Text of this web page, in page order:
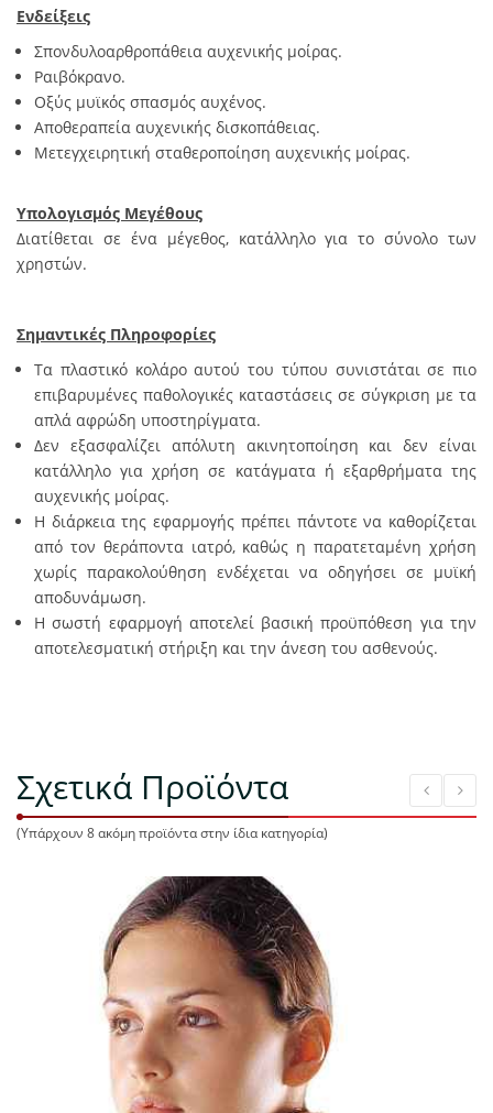
Ενδείξεις
Σπονδυλοαρθροπάθεια αυχενικής μοίρας.
Ραιβόκρανο.
Οξύς μυϊκός σπασμός αυχένος.
Αποθεραπεία αυχενικής δισκοπάθειας.
Μετεγχειρητική σταθεροποίηση αυχενικής μοίρας.
Υπολογισμός Μεγέθους
Διατίθεται σε ένα μέγεθος, κατάλληλο για το σύνολο των
χρηστών.
Σημαντικές Πληροφορίες
Τα πλαστικό κολάρο αυτού του τύπου συνιστάται σε πιο
επιβαρυμένες παθολογικές καταστάσεις σε σύγκριση με τα
απλά αφρώδη υποστηρίγματα.
Δεν εξασφαλίζει απόλυτη ακινητοποίηση και δεν είναι
κατάλληλο για χρήση σε κατάγματα ή εξαρθρήματα της
αυχενικής μοίρας.
Η διάρκεια της εφαρμογής πρέπει πάντοτε να καθορίζεται
από τον θεράποντα ιατρό, καθώς η παρατεταμένη χρήση
χωρίς παρακολούθηση ενδέχεται να οδηγήσει σε μυϊκή
αποδυνάμωση.
Η σωστή εφαρμογή αποτελεί βασική προϋπόθεση για την
αποτελεσματική στήριξη και την άνεση του ασθενούς.
Σχετικά Προϊόντα
(Υπάρχουν 8 ακόμη προϊόντα στην ίδια κατηγορία)